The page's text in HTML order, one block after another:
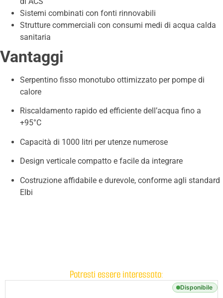
Sistemi combinati con fonti rinnovabili
Strutture commerciali con consumi medi di acqua calda
sanitaria
Vantaggi
Serpentino fisso monotubo ottimizzato per pompe di
calore
Riscaldamento rapido ed efficiente dell’acqua fino a
+95°C
Capacità di 1000 litri per utenze numerose
Design verticale compatto e facile da integrare
Costruzione affidabile e durevole, conforme agli standard
Elbi
Potresti essere interessato:
Disponibile